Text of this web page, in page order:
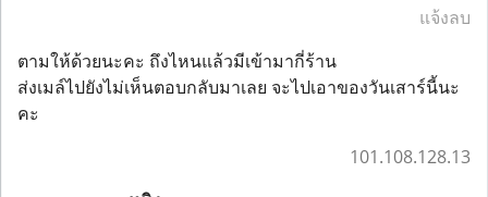
แจ้งลบ
ตามให้ด้วยนะคะ ถึงไหนแล้วมีเข้ามากี่ร้าน
ส่งเมล์ไปยังไม่เห็นตอบกลับมาเลย จะไปเอาของวันเสาร์นี้นะ
คะ
101.108.128.13